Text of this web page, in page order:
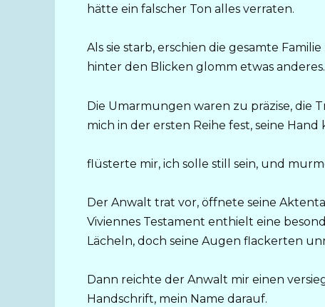
hätte ein falscher Ton alles verraten.
Als sie starb, erschien die gesamte
hinter den Blicken glomm etwas
Die Umarmungen waren zu präzise, die
mich in der ersten Reihe fest, seine
flüsterte mir, ich solle still sein, und
Der Anwalt trat vor, öffnete seine
Viviennes Testament enthielt eine
Lächeln, doch seine Augen flackerten
Dann reichte der Anwalt mir einen
Handschrift, mein Name darauf.